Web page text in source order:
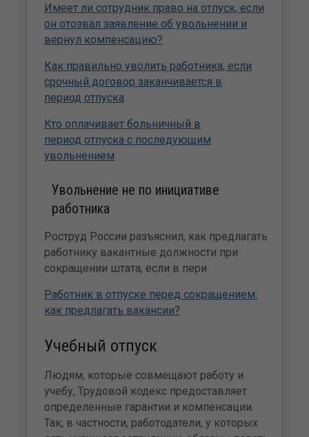
Имеет ли сотрудник право на отпуск, если
он отозвал заявление об увольнении и
вернул компенсацию?
Как правильно уволить работника, если
срочный договор заканчивается в
период отпуска
Кто оплачивает больничный в
период отпуска с последующим
увольнением
Увольнение не по инициативе
работника
Роструд России разъяснил, как предлагать
работнику вакантные должности при
сокращении штата, если в пери
Работник в отпуске перед сокращением:
как предлагать вакансии?
Учебный отпуск
Людям, которые совмещают работу и
учебу, Трудовой кодекс предоставляет
определенные гарантии и компенсации.
Так, в частности, работодатели, у которых